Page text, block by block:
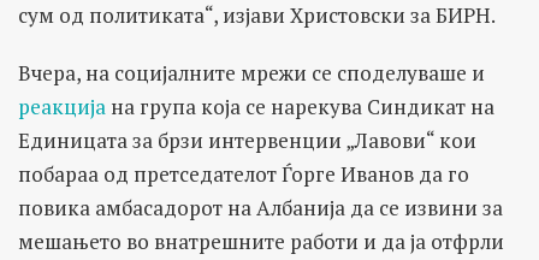
сум од политиката“, изјави Христовски за БИРН.
Вчера, на социјалните мрежи се споделуваше и
реакција на група која се нарекува Синдикат на
Единицата за брзи интервенции „Лавови“ кои
побараа од претседателот Ѓорге Иванов да го
повика амбасадорот на Албанија да се извини за
мешањето во внатрешните работи и да ја отфрли